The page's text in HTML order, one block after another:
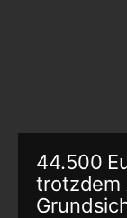
44.500
trotzdem